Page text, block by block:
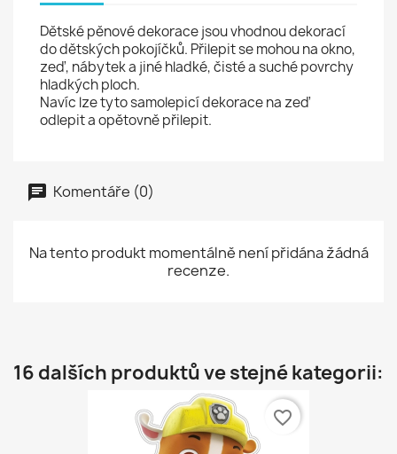
Dětské pěnové dekorace jsou vhodnou dekorací
do dětských pokojíčků. Přilepit se mohou na okno,
zeď, nábytek a jiné hladké, čisté a suché povrchy
hladkých ploch.
Navíc lze tyto samolepicí dekorace na zeď
odlepit a opětovně přilepit.
Komentáře (0)
Na tento produkt momentálně není přidána žádná
recenze.
16 dalších produktů ve stejné kategorii:
favorite_border